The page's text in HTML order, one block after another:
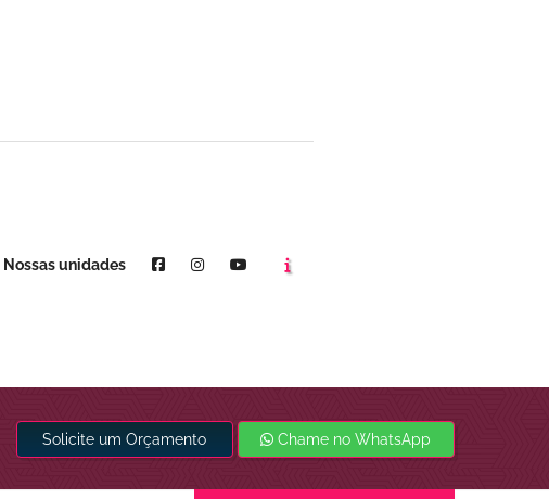
Nossas unidades Youtube
Solicite um Orçamento Chame no WhatsApp